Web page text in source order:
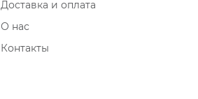
Доставка и оплата
О нас
Контакты